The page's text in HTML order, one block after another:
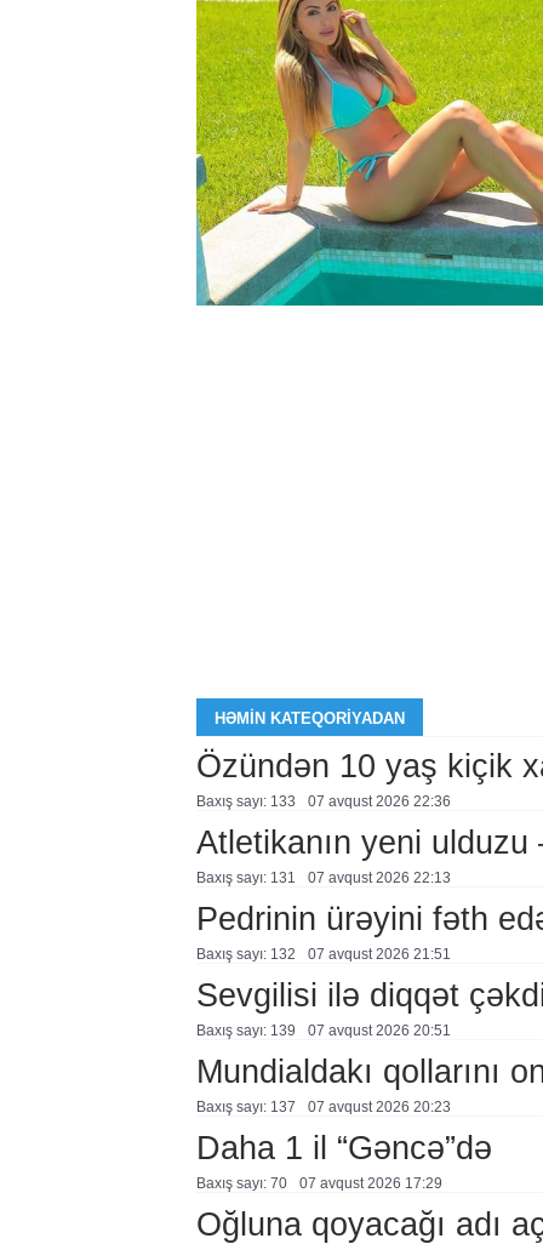
HƏMIN KATEQORIYADAN
Özündən 10 yaş kiçik
Baxış sayı: 133 07 avqust 2026 22:36
Atletikanın yeni ulduzu
Baxış sayı: 131 07 avqust 2026 22:13
Pedrinin ürəyini fəth
Baxış sayı: 132 07 avqust 2026 21:51
Sevgilisi ilə diqqət
Baxış sayı: 139 07 avqust 2026 20:51
Mundialdakı qollarını
Baxış sayı: 137 07 avqust 2026 20:23
Daha 1 il “Gəncə”də
Baxış sayı: 70 07 avqust 2026 17:29
Oğluna qoyacağı adı